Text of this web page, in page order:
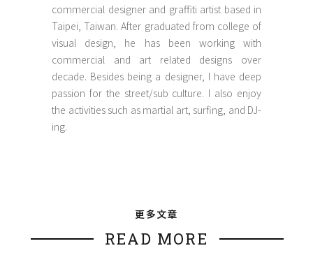
commercial designer and graffiti artist based in
Taipei, Taiwan. After graduated from college of
visual design, he has been working with
commercial and art related designs over
decade. Besides being a designer, I have deep
passion for the street/sub culture. I also enjoy
the activities such as martial art, surfing, and DJ-
ing.
更多文章
READ MORE